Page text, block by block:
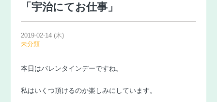
「宇治にてお仕事」
2019-02-14 (木)
未分類
本日はバレンタインデーですね。
私はいくつ頂けるのか楽しみにしています。